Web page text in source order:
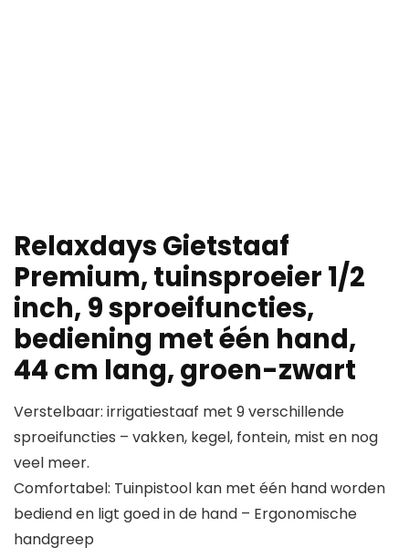
Relaxdays Gietstaaf
Premium, tuinsproeier 1/2
inch, 9 sproeifuncties,
bediening met één hand,
44 cm lang, groen-zwart
Verstelbaar: irrigatiestaaf met 9 verschillende
sproeifuncties – vakken, kegel, fontein, mist en nog
veel meer.
Comfortabel: Tuinpistool kan met één hand worden
bediend en ligt goed in de hand – Ergonomische
handgreep